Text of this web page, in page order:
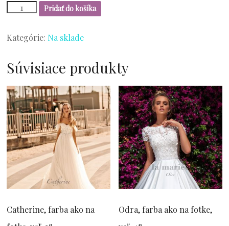
množstvo
Sloboda
farba
38-
Pridať do košíka
Kategórie: Na sklade
Súvisiace produkty
Catherine, farba ako na
Odra, farba ako na fotke,